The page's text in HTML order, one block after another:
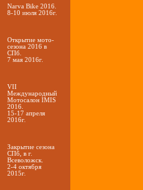
Narva Bike 2016.
8-10 июля 2016г.
Открытие мото-
сезона 2016 в
СПб.
7 мая 2016г.
VII
Международный
Мотосалон IMIS
2016.
15-17 апреля
2016г.
Закрытие сезона
СПб, в г.
Всеволожск.
2-4 октября
2015г.